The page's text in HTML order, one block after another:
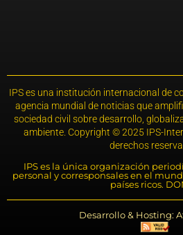
IPS es una institución internacional de
agencia mundial de noticias que
sociedad civil sobre desarrollo,
ambiente. Copyright © 2025 IPS-
derechos
IPS es la única organización
personal y corresponsales en el
países ricos.
Desarrollo & Hosting: